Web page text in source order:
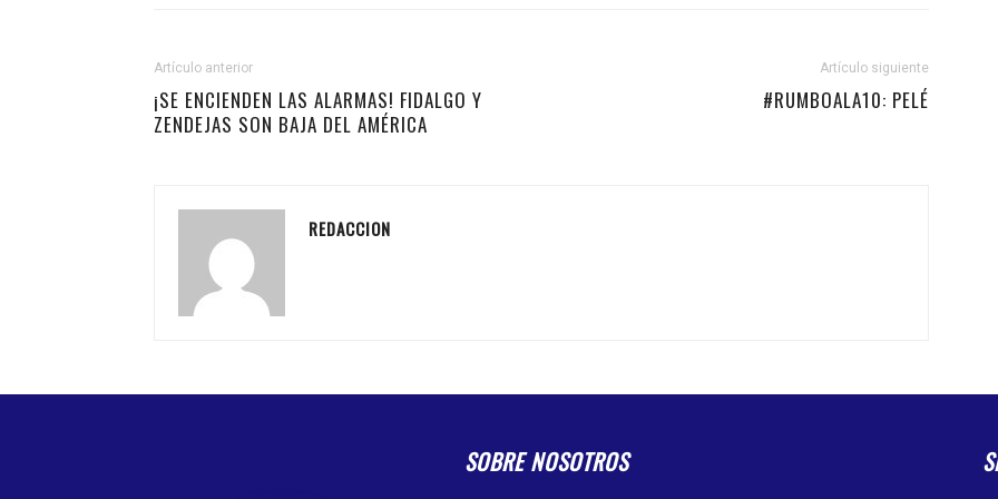
Artículo anterior
¡SE ENCIENDEN LAS ALARMAS! FIDALGO Y
ZENDEJAS SON BAJA DEL AMÉRICA
Artículo siguiente
#RUMBOALA10: PELÉ
REDACCION
SOBRE NOSOTROS